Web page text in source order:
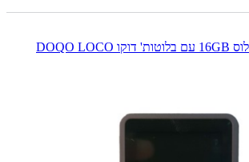
נגן MP3 לוקו פלוס 16GB עם בלוטות' דוקו DOQO LOCO